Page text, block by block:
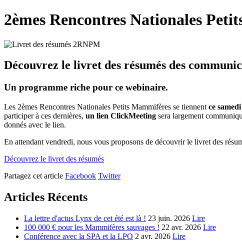
2èmes Rencontres Nationales
Découvrez le livret des résumés des
Un programme riche pour ce webinaire.
Les 2èmes Rencontres Nationales Petits Mammifères se tiennent ce
participer à ces dernières, un lien ClickMeeting sera largement
donnés avec le lien.
En attendant vendredi, nous vous proposons de découvrir le livret des
Découvrez le livret des résumés
Partagez cet article Facebook Twitter
Articles Récents
La lettre d'actus Lynx de cet été est là ! 23 juin. 2026 Lire
100 000 € pour les Mammifères sauvages ! 22 avr. 2026 Lire
Conférence avec la SPA et la LPO 2 avr. 2026 Lire